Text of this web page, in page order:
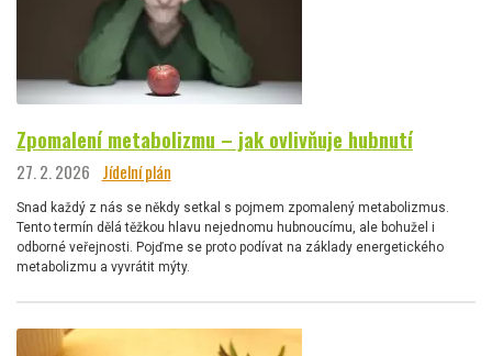
Zpomalení metabolizmu – jak ovlivňuje hubnutí
27. 2. 2026 Jídelní plán
Snad každý z nás se někdy setkal s pojmem zpomalený metabolizmus.
Tento termín dělá těžkou hlavu nejednomu hubnoucímu, ale bohužel i
odborné veřejnosti. Pojďme se proto podívat na základy energetického
metabolizmu a vyvrátit mýty.